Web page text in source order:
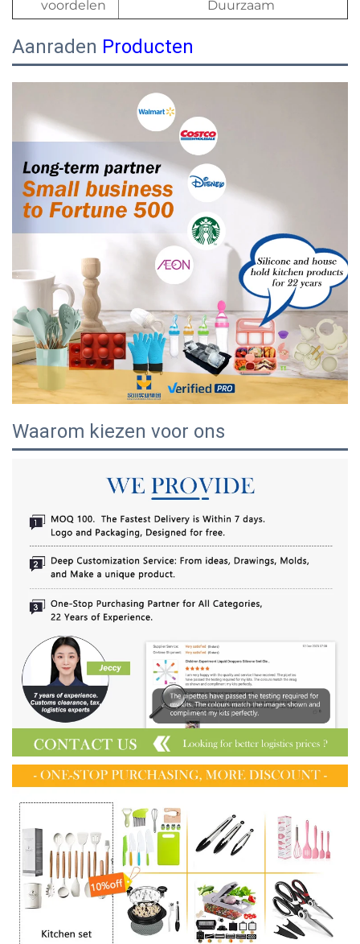
voordelen Duurzaam
Aanraden Producten
Waarom kiezen voor ons